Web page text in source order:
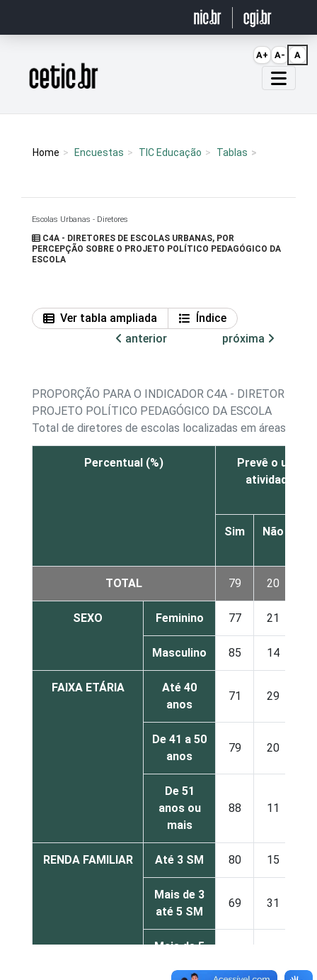
Página inicial
Home Encuestas TIC Educação Tablas
Escolas Urbanas - Diretores
C4A - DIRETORES DE ESCOLAS URBANAS, POR
PERCEPÇÃO SOBRE O PROJETO POLÍTICO PEDAGÓGICO DA
ESCOLA
Ver tabla ampliada
Índice
anterior
próxima
PROPORÇÃO PARA O INDICADOR C4A - DIRETORES
PROJETO POLÍTICO PEDAGÓGICO DA ESCOLA
Total de diretores de escolas localizadas em áreas
Percentual (%)
Prevê o uso
atividades
Sim Não
TOTAL 79 20
SEXO Feminino 77 21
Masculino 85 14
FAIXA ETÁRIA
Até 40
anos
71 29
De 41 a 50
anos
79 20
De 51
anos ou
mais
88 11
RENDA FAMILIAR Até 3 SM 80 15
Mais de 3
até 5 SM
69 31
Mais de 5
A+ A- A